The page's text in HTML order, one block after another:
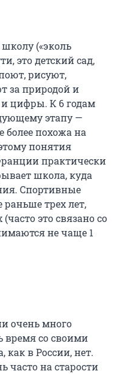
(«эколь
это детский сад,
рисуют,
за природой и
цифры. К 6 годам
этапу —
более похожа на
понятия
практически
школа, куда
Спортивные
трех лет,
это связано со
не чаще 1
очень много
время со своими
как в России, нет.
часто на старости